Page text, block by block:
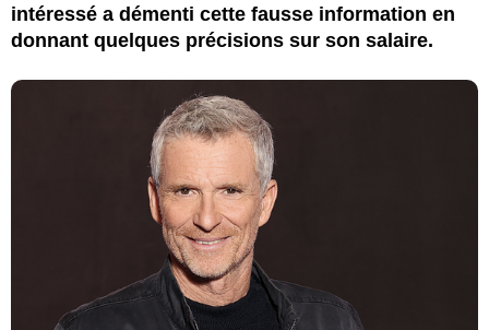
intéressé a démenti cette fausse information en
donnant quelques précisions sur son salaire.